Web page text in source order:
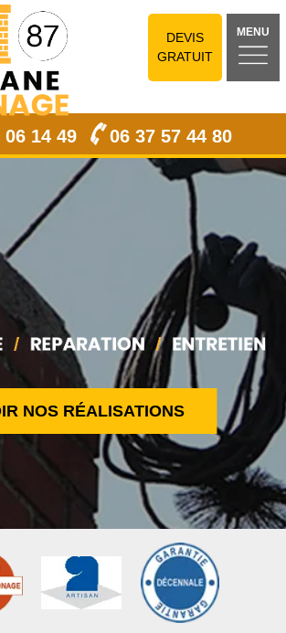
DEVIS
GRATUIT
MENU
06 14 49 06 37 57 44 80
NOS RÉALISATIONS